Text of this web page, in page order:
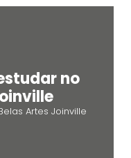
no
Artes Joinville